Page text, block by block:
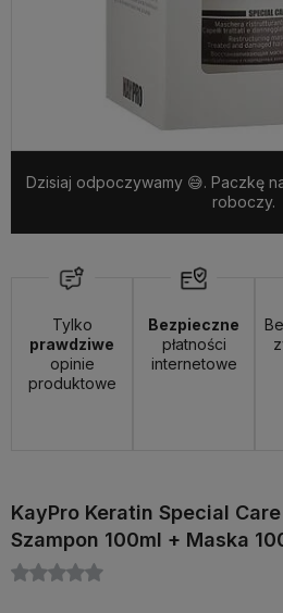
Dzisiaj odpoczywamy 😅. Paczkę
roboczy.
Tylko
prawdziwe
opinie
produktowe
Bezpieczne
płatności
internetowe
KayPro Keratin Special
Szampon 100ml + Maska